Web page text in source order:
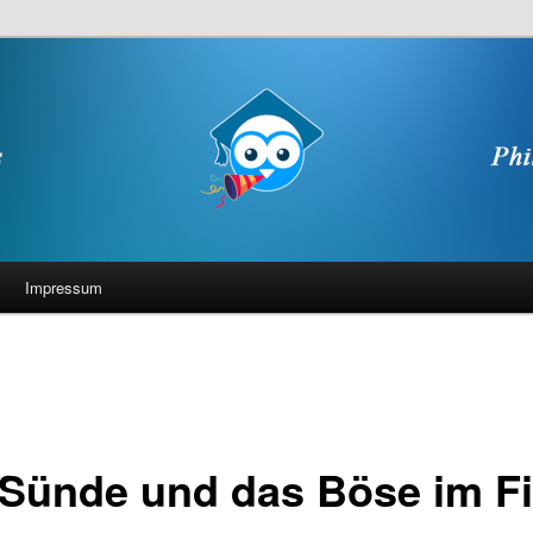
Impressum
und das Böse im